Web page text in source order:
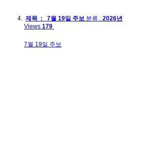
제목 : 7월 19일 주보 분류 : 2026년
Views 179
7월 19일 주보